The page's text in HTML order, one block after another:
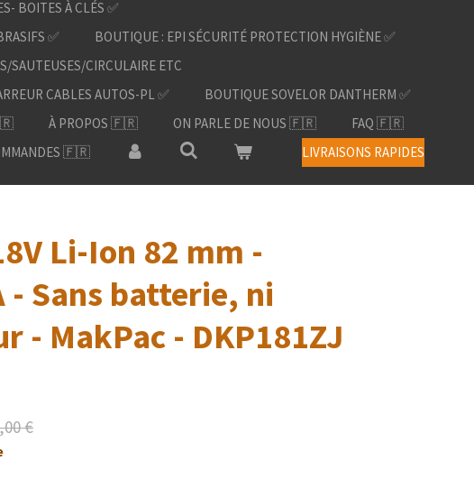
BOITES À CLÉS ✅
✅
BOUTIQUE : EPI SÉCURITÉ PROTECTION HYGIÈNE ✅
SAUTEUSES/CIRCULAIRE ETC
CABLES AUTOS-PL ✅
BOUTIQUE SOVELOR DANTHERM ✅
À PROPOS 🇫🇷 ON PARLE DE NOUS 🇫🇷
FAQ 🇫🇷
🇫🇷 LIVRAISONS RAPIDES
Li-Ion 82 mm -
- Sans batterie, ni
- MakPac - DKP181ZJ
€